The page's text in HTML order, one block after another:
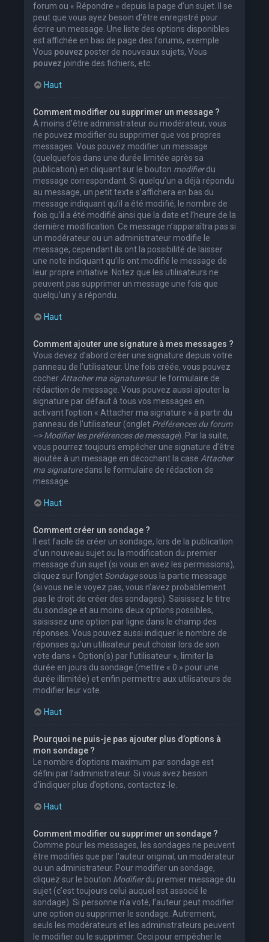
forum ou « Répondre » depuis la page d’un sujet. Il se
peut que vous ayez besoin d’être enregistré pour
écrire un message. Une liste des options disponibles
est affichée en bas de page des forums, exemple :
Vous pouvez poster de nouveaux sujets, Vous
pouvez joindre des fichiers, etc.
Haut
Comment modifier ou supprimer un message ?
À moins d’être administrateur ou modérateur, vous
ne pouvez modifier ou supprimer que vos propres
messages. Vous pouvez modifier un message
(quelquefois dans une durée limitée après sa
publication) en cliquant sur le bouton modifierdu
message correspondant. Si quelqu’un a déjà répondu
au message, un petit texte s’affichera en bas du
message indiquant qu’il a été modifié, le nombre de
fois qu’il a été modifié ainsi que la date et l’heure de la
dernière modification. Ce message n’apparaîtra pas si
un modérateur ou un administrateur modifie le
message, cependant ils ont la possibilité de laisser
une note indiquant qu’ils ont modifié le message de
leur propre initiative. Notez que les utilisateurs ne
peuvent pas supprimer un message une fois que
quelqu’un y a répondu.
Haut
Comment ajouter une signature à mes messages ?
Vous devez d’abord créer une signature depuis votre
panneau de l’utilisateur. Une fois créée, vous pouvez
cocher Attacher ma signaturesur le formulaire de
rédaction de message. Vous pouvez aussi ajouter la
signature par défaut à tous vos messages en
activant l’option « Attacher ma signature » à partir du
panneau de l’utilisateur (onglet Préférences du forum
--> Modifier les préférences de message). Par la suite,
vous pourrez toujours empêcher une signature d’être
ajoutée à un message en décochant la case Attacher
ma signaturedans le formulaire de rédaction de
message.
Haut
Comment créer un sondage ?
Il est facile de créer un sondage, lors de la publication
d’un nouveau sujet ou la modification du premier
message d’un sujet (si vous en avez les permissions),
cliquez sur l’onglet Sondagesous la partie message
(si vous ne le voyez pas, vous n’avez probablement
pas le droit de créer des sondages). Saisissez le titre
du sondage et au moins deux options possibles,
saisissez une option par ligne dans le champ des
réponses. Vous pouvez aussi indiquer le nombre de
réponses qu’un utilisateur peut choisir lors de son
vote dans « Option(s) par l’utilisateur », limiter la
durée en jours du sondage (mettre « 0 » pour une
durée illimitée) et enfin permettre aux utilisateurs de
modifier leur vote.
Haut
Pourquoi ne puis-je pas ajouter plus d’options à
mon sondage ?
Le nombre d’options maximum par sondage est
défini par l’administrateur. Si vous avez besoin
d’indiquer plus d’options, contactez-le.
Haut
Comment modifier ou supprimer un sondage ?
Comme pour les messages, les sondages ne peuvent
être modifiés que par l’auteur original, un modérateur
ou un administrateur. Pour modifier un sondage,
cliquez sur le bouton Modifierdu premier message du
sujet (c’est toujours celui auquel est associé le
sondage). Si personne n’a voté, l’auteur peut modifier
une option ou supprimer le sondage. Autrement,
seuls les modérateurs et les administrateurs peuvent
le modifier ou le supprimer. Ceci pour empêcher le